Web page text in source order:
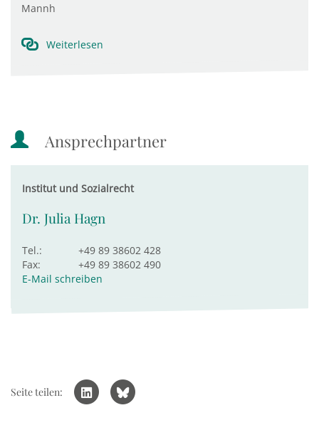
Mannh
Weiterlesen
Ansprechpartner
Institut und Sozialrecht
Dr. Julia Hagn
Tel.:
+49 89 38602 428
Fax:
+49 89 38602 490
E-Mail schreiben
Seite teilen: